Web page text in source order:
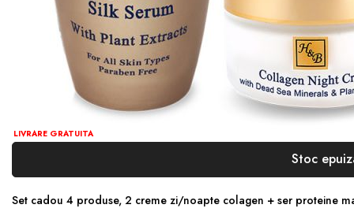
LIVRARE GRATUITA
Stoc
Set cadou 4 produse, 2 creme zi/noapte colagen + ser proteine